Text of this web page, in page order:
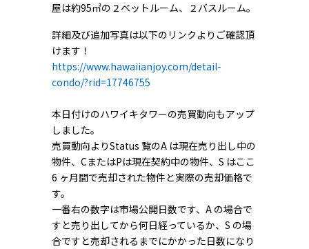
屋は約95㎡の２ベットルーム、２バスルーム。
詳細及び追加写真は以下のリンクよりご確認頂
けます！
https://www.hawaiianjoy.com/detail-
condo/?rid=17746755
本日付けのハワイキタワーの売買動向もアップ
しました。
売買動向よりStatus 覧のA は現在売り出し中の
物件、CまたはPは現在契約中の物件、S はここ
6 ヶ月間で売却された物件と実際の売却価格で
す。
一番右の数字は市場公開日数です、A の場合で
すと売り出してから何日経っているか、S の場
合ですと売却されるまでにかかった日数になり